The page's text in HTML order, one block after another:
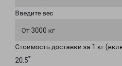
Введите вес
От 3000 кг
Стоимость доставки за 1 кг
20.5*